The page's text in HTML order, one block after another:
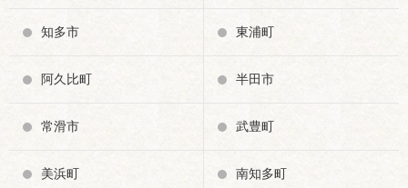
知多市 東浦町
阿久比町 半田市
常滑市 武豊町
美浜町 南知多町